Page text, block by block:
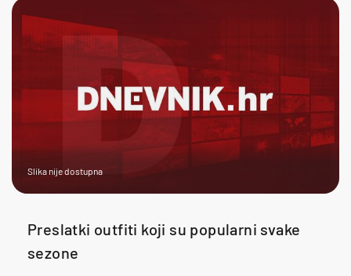
Slika nije dostupna
Preslatki outfiti koji su popularni svake
sezone